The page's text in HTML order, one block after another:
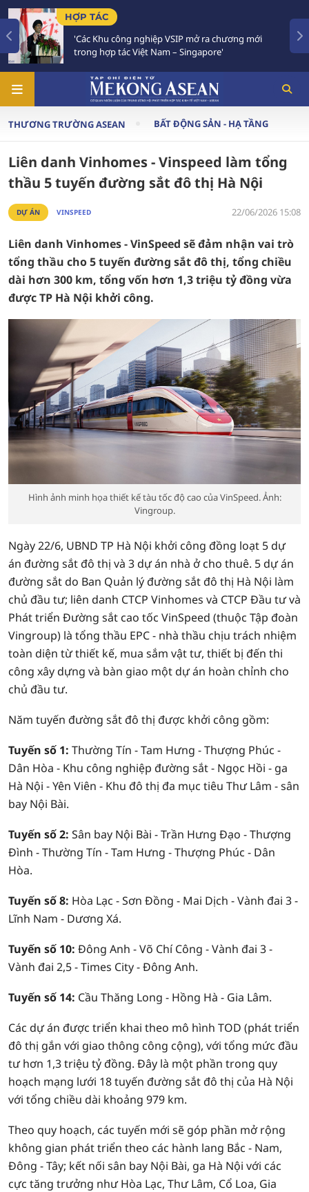
TÁC
Khu công nghiệp VSIP mở ra chương mới
hợp tác Việt Nam – Singapore'
TIÊU
Việt
THƯƠNG TRƯỜNG ASEAN BẤT ĐỘNG SẢN - HẠ TẦNG
Liên danh Vinhomes - Vinspeed làm tổng
thầu 5 tuyến đường sắt đô thị Hà Nội
DỰ ÁN VINSPEED 22/06/2026 15:08
Liên danh Vinhomes - VinSpeed sẽ đảm nhận vai trò
tổng thầu cho 5 tuyến đường sắt đô thị, tổng chiều
dài hơn 300 km, tổng vốn hơn 1,3 triệu tỷ đồng vừa
được TP Hà Nội khởi công.
Hình ảnh minh họa thiết kế tàu tốc độ cao của VinSpeed. Ảnh:
Vingroup.
Ngày 22/6, UBND TP Hà Nội khởi công đồng loạt 5 dự
án đường sắt đô thị và 3 dự án nhà ở cho thuê. 5 dự án
đường sắt do Ban Quản lý đường sắt đô thị Hà Nội làm
chủ đầu tư; liên danh CTCP Vinhomes và CTCP Đầu tư và
Phát triển Đường sắt cao tốc VinSpeed (thuộc Tập đoàn
Vingroup) là tổng thầu EPC - nhà thầu chịu trách nhiệm
toàn diện từ thiết kế, mua sắm vật tư, thiết bị đến thi
công xây dựng và bàn giao một dự án hoàn chỉnh cho
chủ đầu tư.
Năm tuyến đường sắt đô thị được khởi công gồm:
Tuyến số 1: Thường Tín - Tam Hưng - Thượng Phúc -
Dân Hòa - Khu công nghiệp đường sắt - Ngọc Hồi - ga
Hà Nội - Yên Viên - Khu đô thị đa mục tiêu Thư Lâm - sân
bay Nội Bài.
Tuyến số 2: Sân bay Nội Bài - Trần Hưng Đạo - Thượng
Đình - Thường Tín - Tam Hưng - Thượng Phúc - Dân
Hòa.
Tuyến số 8: Hòa Lạc - Sơn Đồng - Mai Dịch - Vành đai 3 -
Lĩnh Nam - Dương Xá.
Tuyến số 10: Đông Anh - Võ Chí Công - Vành đai 3 -
Vành đai 2,5 - Times City - Đông Anh.
Tuyến số 14: Cầu Thăng Long - Hồng Hà - Gia Lâm.
Các dự án được triển khai theo mô hình TOD (phát triển
đô thị gắn với giao thông công cộng), với tổng mức đầu
tư hơn 1,3 triệu tỷ đồng. Đây là một phần trong quy
hoạch mạng lưới 18 tuyến đường sắt đô thị của Hà Nội
với tổng chiều dài khoảng 979 km.
Theo quy hoạch, các tuyến mới sẽ góp phần mở rộng
không gian phát triển theo các hành lang Bắc - Nam,
Đông - Tây; kết nối sân bay Nội Bài, ga Hà Nội với các
cực tăng trưởng như Hòa Lạc, Thư Lâm, Cổ Loa, Gia